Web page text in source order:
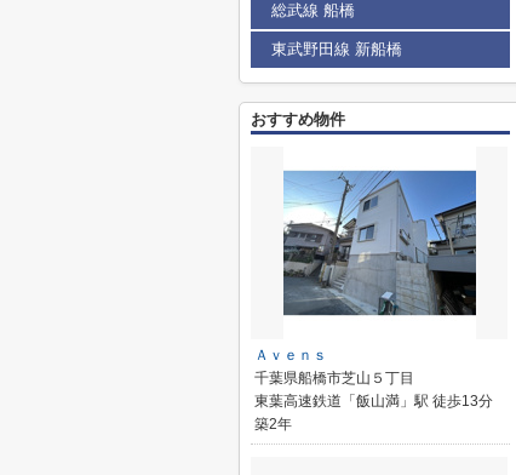
総武線 船橋
東武野田線 新船橋
おすすめ物件
Ａｖｅｎｓ
千葉県船橋市芝山５丁目
東葉高速鉄道「飯山満」駅 徒歩13分
築2年